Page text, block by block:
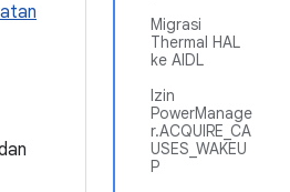
Migrasi
Thermal HAL
ke AIDL
Izin
PowerManage
r.ACQUIRE_CA
USES_WAKEU
P